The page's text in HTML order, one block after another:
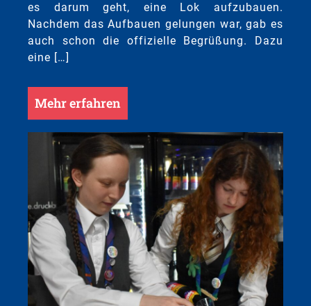
es darum geht, eine Lok aufzubauen.
Nachdem das Aufbauen gelungen war, gab es
auch schon die offizielle Begrüßung. Dazu
eine […]
Mehr erfahren